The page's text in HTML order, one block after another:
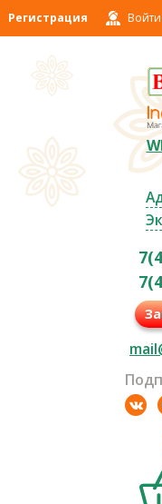
Регистрация Войти